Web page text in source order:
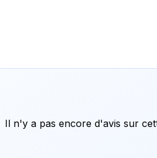
Il n'y a pas encore d'avis sur